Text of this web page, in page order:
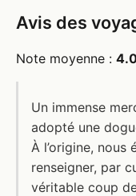
Avis des
Note moyenne :
Un immense
adopté une
À l’origine, nous
renseigner, par
véritable coup